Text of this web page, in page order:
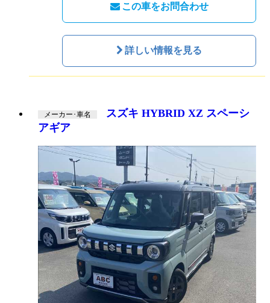
この車をお問合わせ
詳しい情報を見る
メーカー･車名
スズキ HYBRID XZ スペーシ
アギア